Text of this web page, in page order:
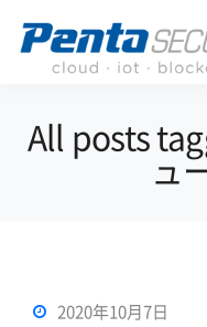
All posts
ュ
2020年10月7日